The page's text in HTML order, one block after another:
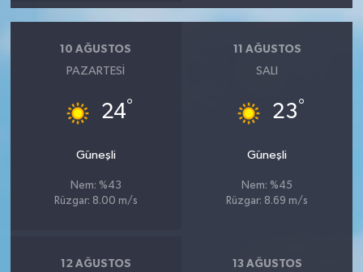
10 AĞUSTOS
PAZARTESI
24°
Güneşli
Nem: %43
Rüzgar: 8.00 m/s
11 AĞUSTOS
SALI
23°
Güneşli
Nem: %45
Rüzgar: 8.69 m/s
12 AĞUSTOS 13 AĞUSTOS